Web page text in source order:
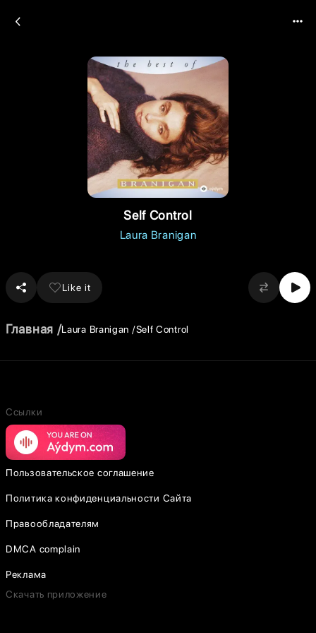
Self Control
Laura Branigan
Like it
Главная Laura Branigan Self Control
Ссылки
Пользовательское соглашение
Политика конфиденциальности Сайта
Правообладателям
DMCA complain
Реклама
Скачать приложение